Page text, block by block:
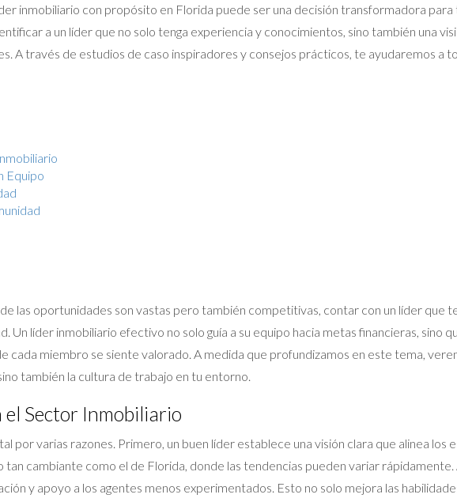
inmobiliario con propósito en Florida puede ser una decisión transformadora
a un líder que no solo tenga experiencia y conocimientos, sino también una
A través de estudios de caso inspiradores y consejos prácticos, te ayudaremos a
Equipo
las oportunidades son vastas pero también competitivas, contar con un líder que
líder inmobiliario efectivo no solo guía a su equipo hacia metas financieras, sino
cada miembro se siente valorado. A medida que profundizamos en este tema,
también la cultura de trabajo en tu entorno.
el Sector Inmobiliario
por varias razones. Primero, un buen líder establece una visión clara que alinea los
cambiante como el de Florida, donde las tendencias pueden variar rápidamente.
y apoyo a los agentes menos experimentados. Esto no solo mejora las